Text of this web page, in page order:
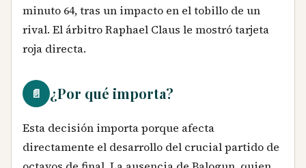
minuto 64, tras un impacto en el tobillo de un
rival. El árbitro Raphael Claus le mostró tarjeta
roja directa.
📄 ¿Por qué importa?
Esta decisión importa porque afecta
directamente el desarrollo del crucial partido de